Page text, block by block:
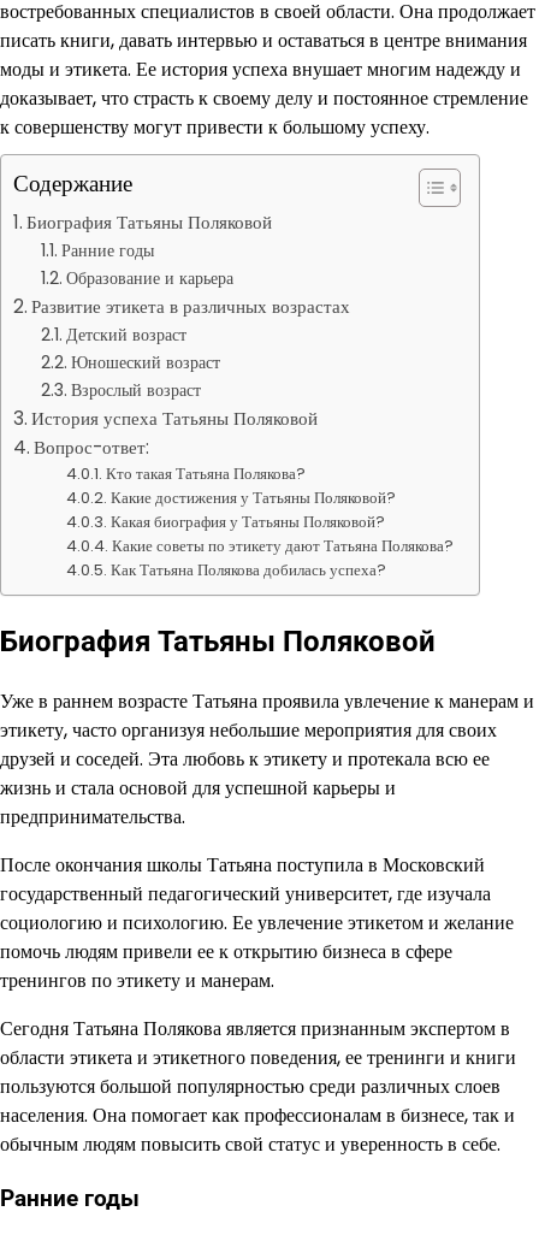
востребованных специалистов в своей области. Она продолжает
писать книги, давать интервью и оставаться в центре внимания
моды и этикета. Ее история успеха внушает многим надежду и
доказывает, что страсть к своему делу и постоянное стремление
к совершенству могут привести к большому успеху.
Содержание
Биография Татьяны Поляковой
Ранние годы
Образование и карьера
Развитие этикета в различных возрастах
Детский возраст
Юношеский возраст
Взрослый возраст
История успеха Татьяны Поляковой
Вопрос-ответ:
Кто такая Татьяна Полякова?
Какие достижения у Татьяны Поляковой?
Какая биография у Татьяны Поляковой?
Какие советы по этикету дают Татьяна Полякова?
Как Татьяна Полякова добилась успеха?
Биография Татьяны Поляковой
Уже в раннем возрасте Татьяна проявила увлечение к манерам и
этикету, часто организуя небольшие мероприятия для своих
друзей и соседей. Эта любовь к этикету и протекала всю ее
жизнь и стала основой для успешной карьеры и
предпринимательства.
После окончания школы Татьяна поступила в Московский
государственный педагогический университет, где изучала
социологию и психологию. Ее увлечение этикетом и желание
помочь людям привели ее к открытию бизнеса в сфере
тренингов по этикету и манерам.
Сегодня Татьяна Полякова является признанным экспертом в
области этикета и этикетного поведения, ее тренинги и книги
пользуются большой популярностью среди различных слоев
населения. Она помогает как профессионалам в бизнесе, так и
обычным людям повысить свой статус и уверенность в себе.
Ранние годы